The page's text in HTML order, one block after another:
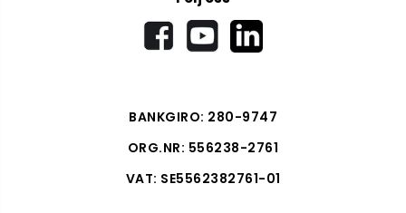
BANKGIRO: 280-9747
ORG.NR: 556238-2761
VAT: SE5562382761-01